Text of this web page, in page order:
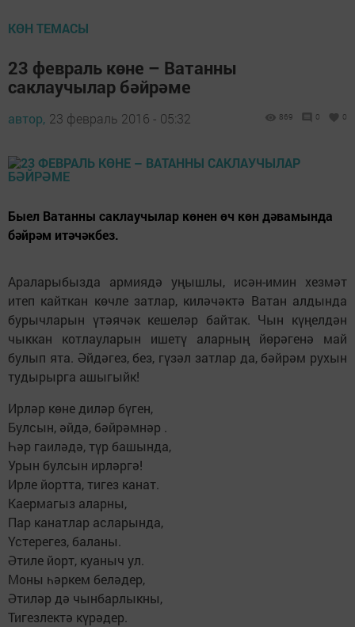
КӨН ТЕМАСЫ
23 февраль көне – Ватанны
саклаучылар бәйрәме
автор, 23 февраль 2016 - 05:32 869 0 0
Быел Ватанны саклаучылар көнен өч көн дәвамында
бәйрәм итәчәкбез.
Араларыбызда армиядә уңышлы, исән-имин хезмәт
итеп кайткан көчле затлар, киләчәктә Ватан алдында
бурычларын үтәячәк кешеләр байтак. Чын күңелдән
чыккан котлауларын ишетү аларның йөрәгенә май
булып ята. Әйдәгез, без, гүзәл затлар да, бәйрәм рухын
тудырырга ашыгыйк!
Ирләр көне диләр бүген,
Булсын, әйдә, бәйрәмнәр .
Һәр гаиләдә, түр башында,
Урын булсын ирләргә!
Ирле йортта, тигез канат.
Каермагыз аларны,
Пар канатлар асларында,
Үстерегез, баланы.
Әтиле йорт, куаныч ул.
Моны һәркем беләдер,
Әтиләр дә чынбарлыкны,
Тигезлектә күрәдер.